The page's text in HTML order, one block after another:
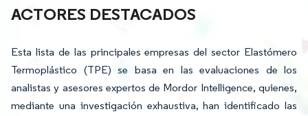
ACTORES DESTACADOS
Esta lista de las principales empresas del sector Elastómero
Termoplástico (TPE) se basa en las evaluaciones de los
analistas y asesores expertos de Mordor Intelligence, quienes,
mediante una investigación exhaustiva, han identificado las